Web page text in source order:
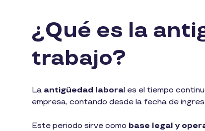
¿Qué es la
trabajo?
La antigüedad laboral es el tiempo
empresa, contando desde la fecha de
Este periodo sirve como base legal y